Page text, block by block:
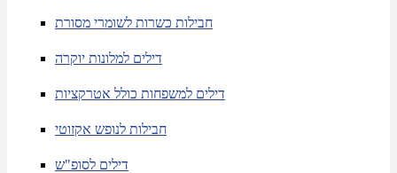
חבילות כשרות לשומרי מסורת
דילים למלונות יוקרה
דילים למשפחות כולל אטרקציות
חבילות לנופש אקזוטי
דילים לסופ"ש